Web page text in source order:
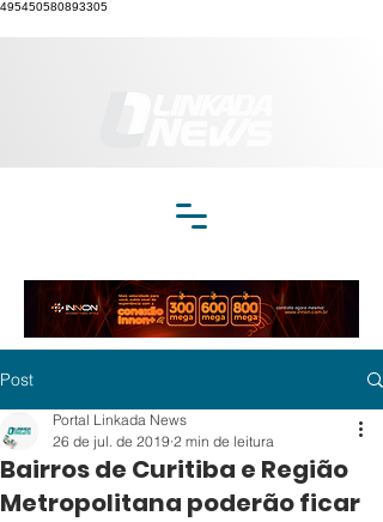
495450580893305
Post
Bairros de Curitiba e Região
Metropolitana poderão ficar
Portal Linkada News
26 de jul. de 2019 2 min de leitura